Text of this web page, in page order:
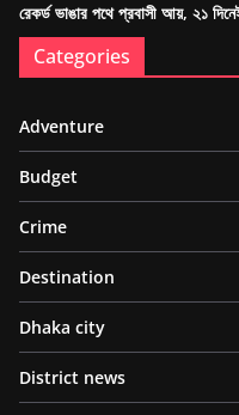
রেকর্ড ভাঙার পথে প্রবাসী আয়, ২১
Categories
Adventure
Budget
Crime
Destination
Dhaka city
District news